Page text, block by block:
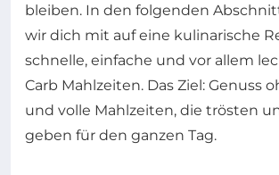
bleiben. In den folgenden
wir dich mit auf eine kulinarische
schnelle, einfache und vor allem
Carb Mahlzeiten. Das Ziel: Genuss
und volle Mahlzeiten, die trösten
geben für den ganzen Tag.